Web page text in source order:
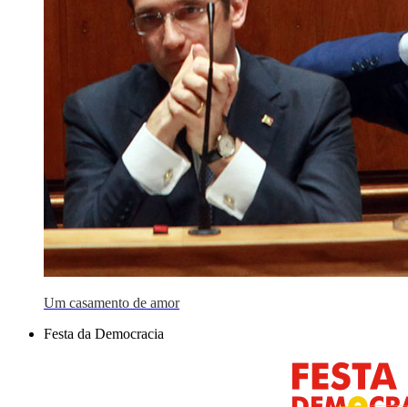
Um casamento de amor
Festa da Democracia